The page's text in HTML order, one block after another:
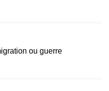
ou guerre